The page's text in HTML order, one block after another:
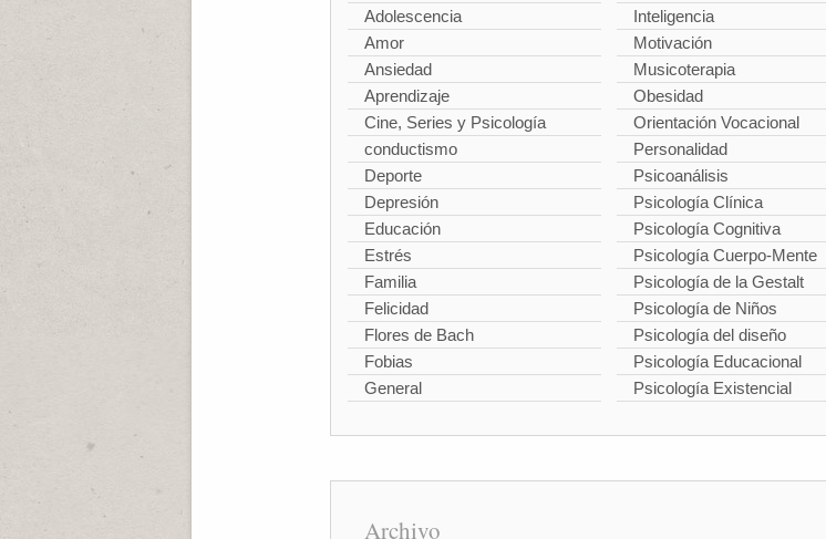
Adolescencia
Amor
Ansiedad
Aprendizaje
Cine, Series y Psicología
conductismo
Deporte
Depresión
Educación
Estrés
Familia
Felicidad
Flores de Bach
Fobias
General
Inteligencia
Motivación
Musicoterapia
Obesidad
Orientación Vocacional
Personalidad
Psicoanálisis
Psicología Clínica
Psicología Cognitiva
Psicología Cuerpo-Mente
Psicología de la Gestalt
Psicología de Niños
Psicología del diseño
Psicología Educacional
Psicología Existencial
Archivo